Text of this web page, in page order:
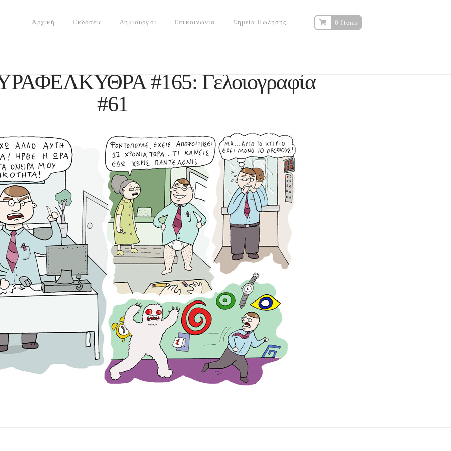
Αρχική Εκδόσεις Δημιουργοί Επικοινωνία Σημεία Πώλησης 0 Items
#165: Γελοιογραφία
#61